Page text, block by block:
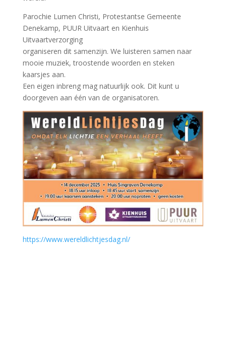
Parochie Lumen Christi, Protestantse Gemeente
Denekamp, PUUR Uitvaart en Kienhuis
Uitvaartverzorging
organiseren dit samenzijn. We luisteren samen naar
mooie muziek, troostende woorden en steken
kaarsjes aan.
Een eigen inbreng mag natuurlijk ook. Dit kunt u
doorgeven aan één van de organisatoren.
https://www.wereldlichtjesdag.nl/